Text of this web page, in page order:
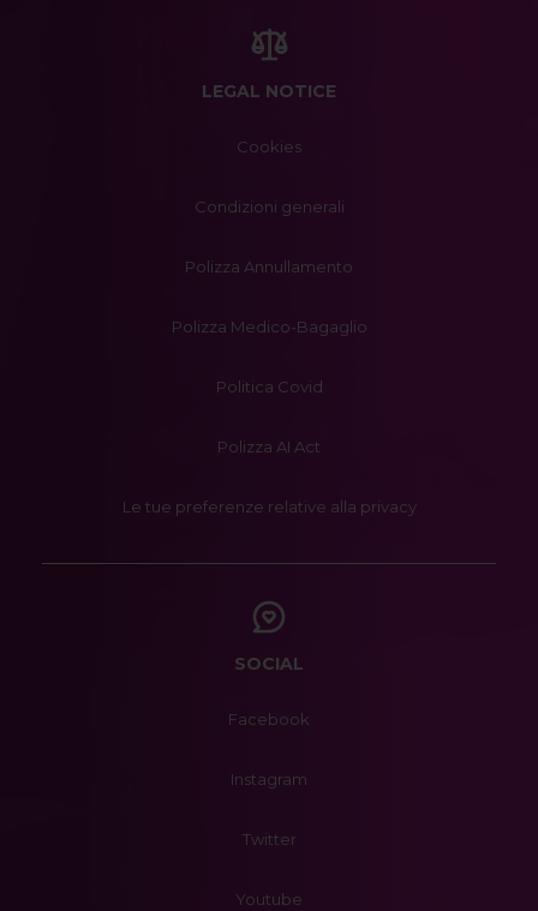
LEGAL NOTICE
Cookies
Condizioni generali
Polizza Annullamento
Polizza Medico-Bagaglio
Politica Covid
Polizza AI Act
Le tue preferenze relative alla privacy
SOCIAL
Facebook
Instagram
Twitter
Youtube